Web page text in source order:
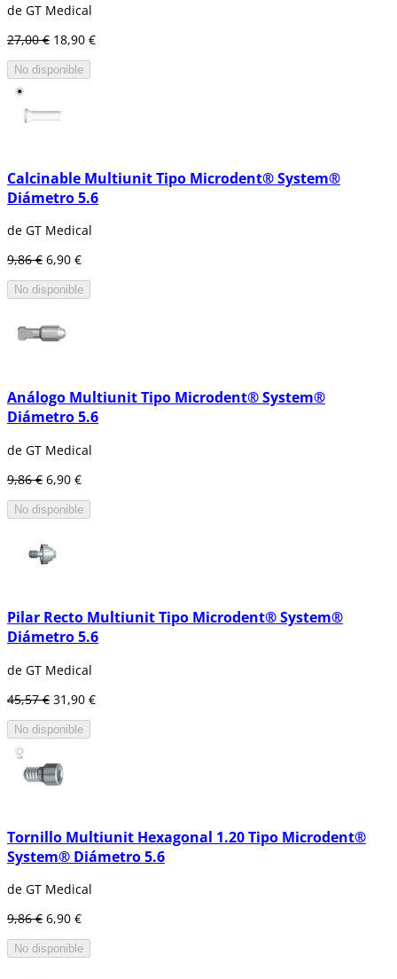
de GT Medical
27,00 € 18,90 €
No disponible
Calcinable Multiunit Tipo Microdent® System®
Diámetro 5.6
de GT Medical
9,86 € 6,90 €
No disponible
Análogo Multiunit Tipo Microdent® System®
Diámetro 5.6
de GT Medical
9,86 € 6,90 €
No disponible
Pilar Recto Multiunit Tipo Microdent® System®
Diámetro 5.6
de GT Medical
45,57 € 31,90 €
No disponible
Tornillo Multiunit Hexagonal 1.20 Tipo Microdent®
System® Diámetro 5.6
de GT Medical
9,86 € 6,90 €
No disponible